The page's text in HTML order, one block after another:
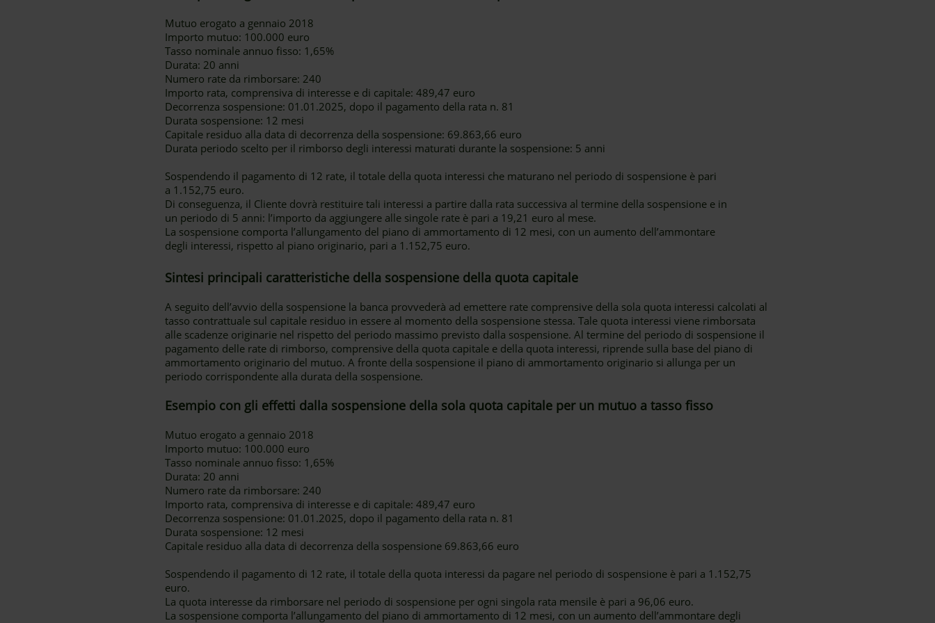
Mutuo erogato a gennaio 2018
Importo mutuo: 100.000 euro
Tasso nominale annuo fisso: 1,65%
Durata: 20 anni
Numero rate da rimborsare: 240
Importo rata, comprensiva di interesse e di capitale: 489,47 euro
Decorrenza sospensione: 01.01.2025, dopo il pagamento della rata n. 81
Durata sospensione: 12 mesi
Capitale residuo alla data di decorrenza della sospensione: 69.863,66 euro
Durata periodo scelto per il rimborso degli interessi maturati durante la sospensione: 5 anni
Sospendendo il pagamento di 12 rate, il totale della quota interessi che maturano nel periodo di sospensione è pari
a 1.152,75 euro.
Di conseguenza, il Cliente dovrà restituire tali interessi a partire dalla rata successiva al termine della sospensione e in
un periodo di 5 anni: l’importo da aggiungere alle singole rate è pari a 19,21 euro al mese.
La sospensione comporta l’allungamento del piano di ammortamento di 12 mesi, con un aumento dell’ammontare
degli interessi, rispetto al piano originario, pari a 1.152,75 euro.
Sintesi principali caratteristiche della sospensione della quota capitale
A seguito dell’avvio della sospensione la banca provvederà ad emettere rate comprensive della sola quota interessi calcolati al
tasso contrattuale sul capitale residuo in essere al momento della sospensione stessa. Tale quota interessi viene rimborsata
alle scadenze originarie nel rispetto del periodo massimo previsto dalla sospensione. Al termine del periodo di sospensione il
pagamento delle rate di rimborso, comprensive della quota capitale e della quota interessi, riprende sulla base del piano di
ammortamento originario del mutuo. A fronte della sospensione il piano di ammortamento originario si allunga per un
periodo corrispondente alla durata della sospensione.
Esempio con gli effetti dalla sospensione della sola quota capitale per un mutuo a tasso fisso
Mutuo erogato a gennaio 2018
Importo mutuo: 100.000 euro
Tasso nominale annuo fisso: 1,65%
Durata: 20 anni
Numero rate da rimborsare: 240
Importo rata, comprensiva di interesse e di capitale: 489,47 euro
Decorrenza sospensione: 01.01.2025, dopo il pagamento della rata n. 81
Durata sospensione: 12 mesi
Capitale residuo alla data di decorrenza della sospensione 69.863,66 euro
Sospendendo il pagamento di 12 rate, il totale della quota interessi da pagare nel periodo di sospensione è pari a 1.152,75
euro.
La quota interesse da rimborsare nel periodo di sospensione per ogni singola rata mensile è pari a 96,06 euro.
La sospensione comporta l’allungamento del piano di ammortamento di 12 mesi, con un aumento dell’ammontare degli